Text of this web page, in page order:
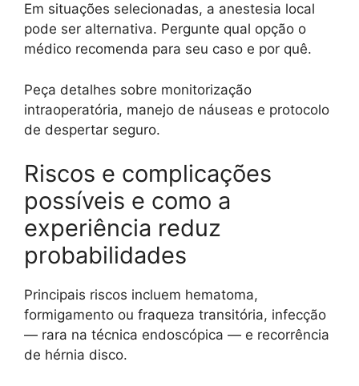
Em situações selecionadas, a anestesia local
pode ser alternativa. Pergunte qual opção o
médico recomenda para seu caso e por quê.
Peça detalhes sobre monitorização
intraoperatória, manejo de náuseas e protocolo
de despertar seguro.
Riscos e complicações
possíveis e como a
experiência reduz
probabilidades
Principais riscos incluem hematoma,
formigamento ou fraqueza transitória, infecção
— rara na técnica endoscópica — e recorrência
de hérnia disco.